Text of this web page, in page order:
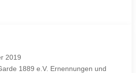
2019
1889 e.V. Ernennungen und